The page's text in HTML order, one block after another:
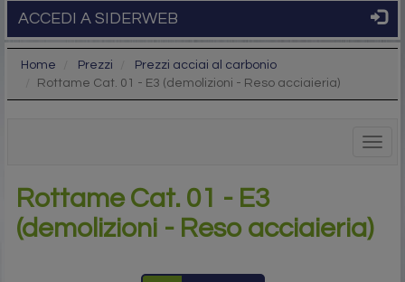
ACCEDI A SIDERWEB
Home Prezzi
Prezzi acciai al carbonio
Rottame Cat. 01 - E3 (demolizioni - Reso acciaieria)
Rottame Cat. 01 - E3
(demolizioni - Reso acciaieria)